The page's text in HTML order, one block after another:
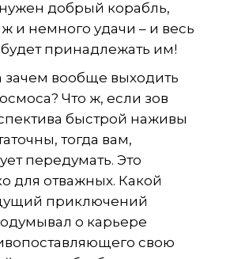
добрый корабль,
и немного удачи – и весь
принадлежать им!
зачем вообще выходить
Что ж, если зов
быстрой наживы
тогда вам,
передумать. Это
для отважных. Какой
приключений
о карьере
свою